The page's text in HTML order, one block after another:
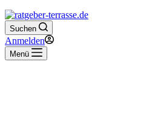
Suchen
Anmelden
Menü